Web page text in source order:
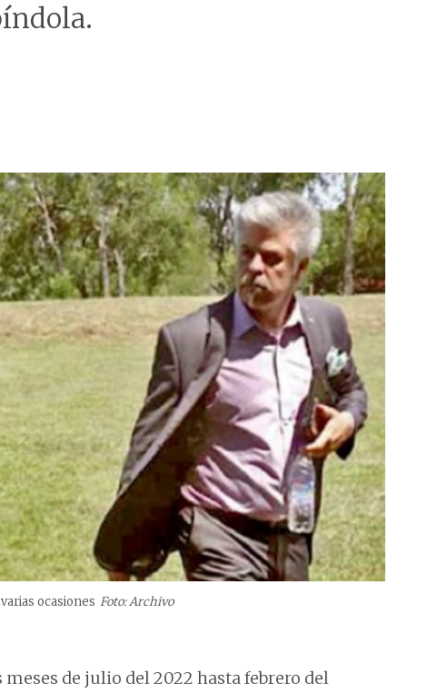
ocasiones Foto: Archivo
de julio del 2022 hasta febrero del